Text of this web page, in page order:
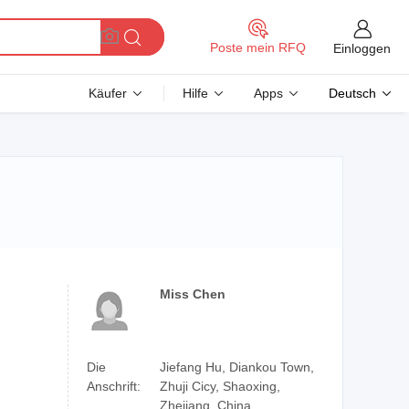
Poste mein RFQ Einloggen
Käufer Hilfe Apps Deutsch
Miss Chen
Die
Anschrift:
Jiefang Hu, Diankou Town,
Zhuji Cicy, Shaoxing,
Zhejiang, China